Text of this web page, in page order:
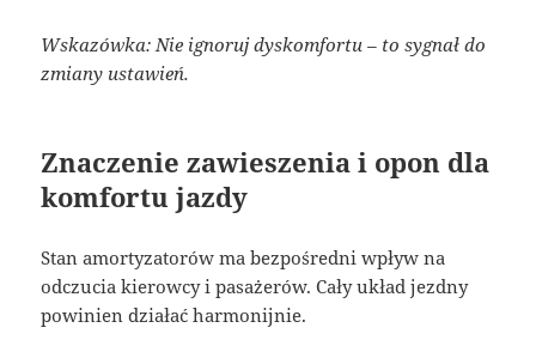
Wskazówka: Nie ignoruj dyskomfortu – to sygnał do
zmiany ustawień.
Znaczenie zawieszenia i opon dla
komfortu jazdy
Stan amortyzatorów ma bezpośredni wpływ na
odczucia kierowcy i pasażerów. Cały układ jezdny
powinien działać harmonijnie.